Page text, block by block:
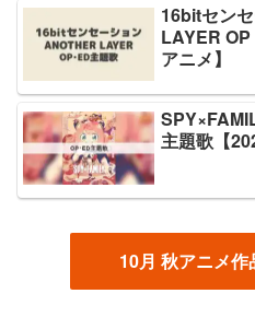
16bitセン
LAYER
アニメ】
主題歌【
10月 秋アニメ